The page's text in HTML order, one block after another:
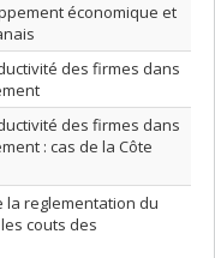
économique et
des firmes dans
des firmes dans
: cas de la Côte
la reglementation du
couts des